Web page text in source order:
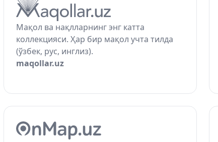
Мақол ва нақлларнинг энг катта
коллекцияси. Ҳар бир мақол учта тилда
(ўзбек, рус, инглиз).
maqollar.uz